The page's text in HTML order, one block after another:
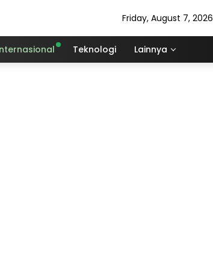
Friday, August 7, 2026
Teknologi Lainnya